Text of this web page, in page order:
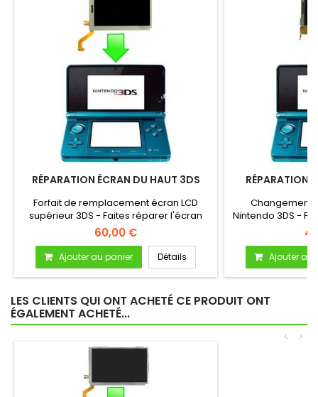
RÉPARATION ÉCRAN DU HAUT 3DS
Forfait de remplacement écran LCD
supérieur 3DS - Faites réparer l'écran
de...
60,00 €
Ajouter au panier Détails
RÉPARATION
Changement
Nintendo 3DS -
Ajouter au
LES CLIENTS QUI ONT ACHETÉ CE PRODUIT ONT
ÉGALEMENT ACHETÉ...
>
<